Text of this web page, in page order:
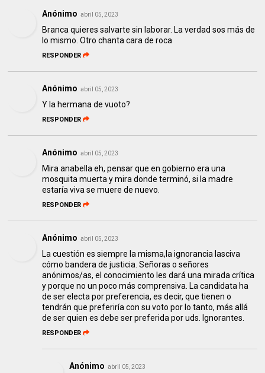
Anónimo abril 05, 2023
Branca quieres salvarte sin laborar. La verdad sos más de
lo mismo. Otro chanta cara de roca
RESPONDER
Anónimo abril 05, 2023
Y la hermana de vuoto?
RESPONDER
Anónimo abril 05, 2023
Mira anabella eh, pensar que en gobierno era una
mosquita muerta y mira donde terminó, si la madre
estaría viva se muere de nuevo.
RESPONDER
Anónimo abril 05, 2023
La cuestión es siempre la misma,la ignorancia lasciva
cómo bandera de justicia. Señoras o señores
anónimos/as, el conocimiento les dará una mirada crítica
y porque no un poco más comprensiva. La candidata ha
de ser electa por preferencia, es decir, que tienen o
tendrán que preferiría con su voto por lo tanto, más allá
de ser quien es debe ser preferida por uds. Ignorantes.
RESPONDER
Anónimo abril 05, 2023